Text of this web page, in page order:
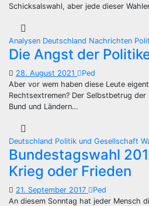
Schicksalswahl, aber jede dieser
Analysen Deutschland Nachrichten
Die Angst der
28. August 2021
Ped
Aber vor wem haben diese Leute
Rechtsextremen? Der Selbstbetrug
Bund und Ländern…
Deutschland Politik und Gesellschaft
Bundestagswahl
Krieg oder Frieden
21. September 2017
Ped
An diesem Sonntag hat jeder Mensch